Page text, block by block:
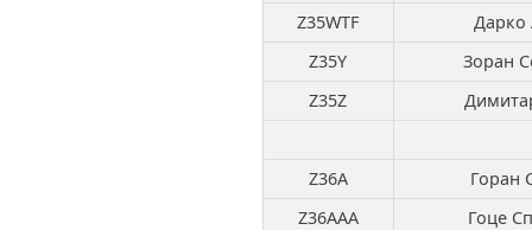
Z35WTF
Дарко
Z35Y
Зоран
Z35Z
Z36A
Горан
Z36AAA
Гоце